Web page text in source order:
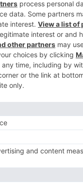
se asegura
en 1'9
facultad
judicial y
ha
proyecto